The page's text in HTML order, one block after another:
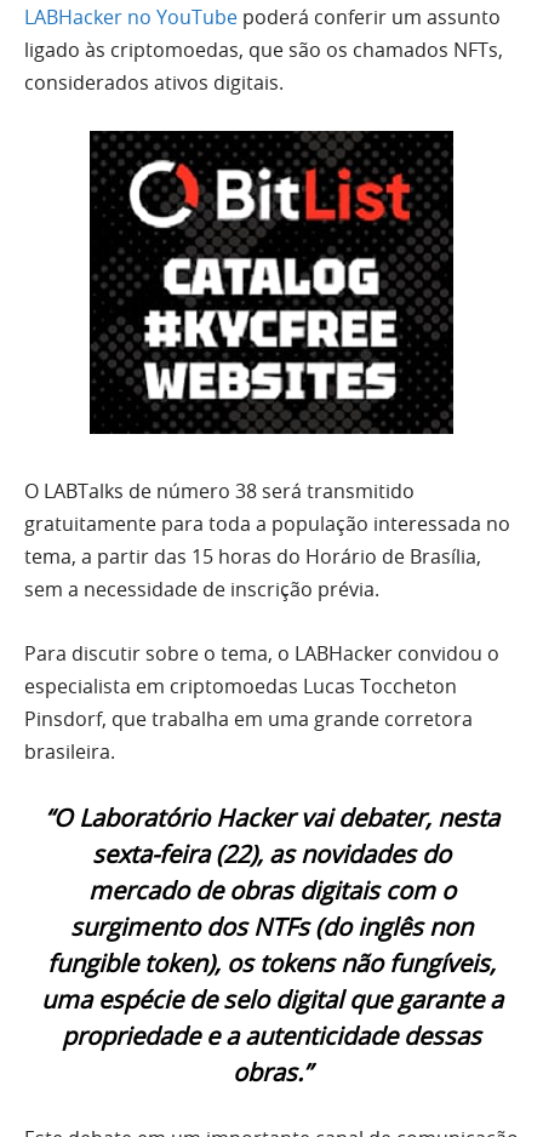
LABHacker no YouTube poderá conferir um assunto
ligado às criptomoedas, que são os chamados NFTs,
considerados ativos digitais.
O LABTalks de número 38 será transmitido
gratuitamente para toda a população interessada no
tema, a partir das 15 horas do Horário de Brasília,
sem a necessidade de inscrição prévia.
Para discutir sobre o tema, o LABHacker convidou o
especialista em criptomoedas Lucas Toccheton
Pinsdorf, que trabalha em uma grande corretora
brasileira.
“O Laboratório Hacker vai debater, nesta
sexta-feira (22), as novidades do
mercado de obras digitais com o
surgimento dos NTFs (do inglês non
fungible token), os tokens não fungíveis,
uma espécie de selo digital que garante a
propriedade e a autenticidade dessas
obras.”